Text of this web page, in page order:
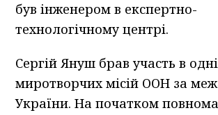
був інженером в експертно-
технологічному центрі.
Сергій Януш брав участь в
миротворчих місій ООН за
України. На початком